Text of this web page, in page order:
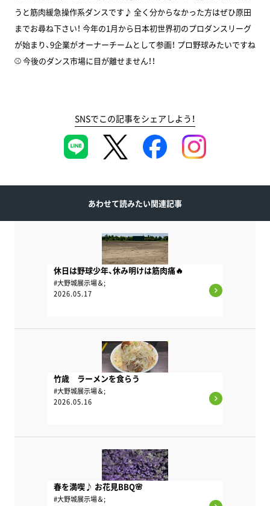
うと筋肉緩急操作系ダンスです♪ 全く分からなかった方はぜひ原田
までお尋ね下さい！ 今年の1月から日本初世界初のプロダンスリーグ
が始まり、9企業がオーナーチームとして参画！ プロ野球みたいですね
⚾ 今後のダンス市場に目が離せません！！
SNSでこの記事をシェアしよう！
あわせて読みたい関連記事
#大野城展示場＆;
休日は野球少年、休み明けは筋肉痛🔥
2026.05.17
#大野城展示場＆;
竹歳 ラーメンを食らう
2026.05.16
#大野城展示場＆;
春を満喫♪ お花見BBQ🌸